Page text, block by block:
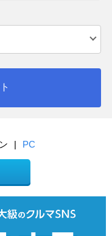
| PC